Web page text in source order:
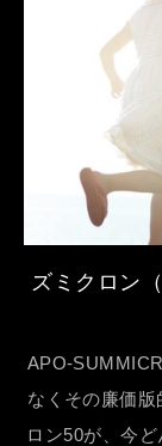
ズミクロン
APO-
なくその廉価
ロン50が、今